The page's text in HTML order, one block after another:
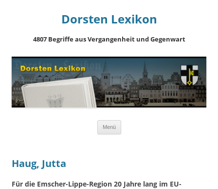
Dorsten Lexikon
4807 Begriffe aus Vergangenheit und Gegenwart
Menü
Haug, Jutta
Für die Emscher-Lippe-Region 20 Jahre lang im EU-